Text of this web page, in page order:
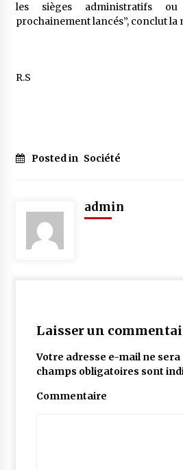
les sièges administratifs
prochainement lancés”, conclut la
R.S
Posted in Société
admin
Laisser un
Votre adresse e-mail ne sera
champs obligatoires sont
Commentaire